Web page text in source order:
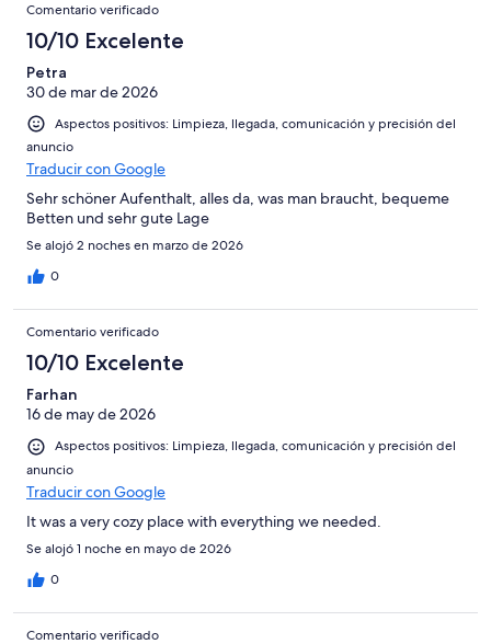
Comentario verificado
10/10 Excelente
Petra
30 de mar de 2026
Aspectos positivos: Limpieza, llegada, comunicación y precisión del
anuncio
Traducir con Google
Sehr schöner Aufenthalt, alles da, was man braucht, bequeme
Betten und sehr gute Lage
Se alojó 2 noches en marzo de 2026
0
Comentario verificado
10/10 Excelente
Farhan
16 de may de 2026
Aspectos positivos: Limpieza, llegada, comunicación y precisión del
anuncio
Traducir con Google
It was a very cozy place with everything we needed.
Se alojó 1 noche en mayo de 2026
0
Comentario verificado